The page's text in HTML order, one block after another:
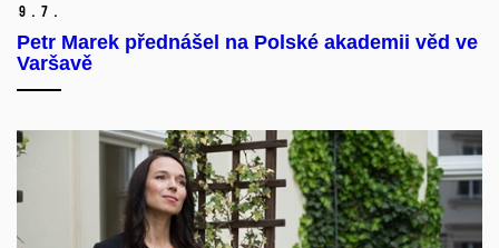
9. 7.
Petr Marek přednášel na Polské akademii věd ve
Varšavě